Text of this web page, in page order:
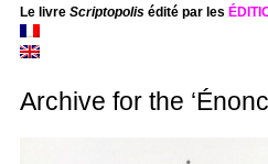
Le livre Scriptopolisédité par les
Archive for the